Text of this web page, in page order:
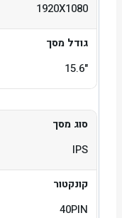
1920X1080
גודל מסך
"15.6
סוג מסך
IPS
קונקטור
40PIN